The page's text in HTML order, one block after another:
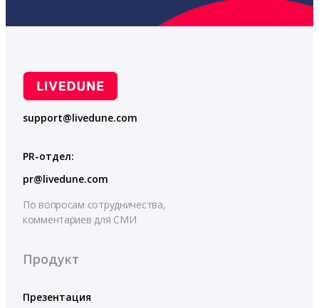
support@livedune.com
PR-отдел:
pr@livedune.com
По вопросам сотрудничества,
комментариев для СМИ
Продукт
Презентация